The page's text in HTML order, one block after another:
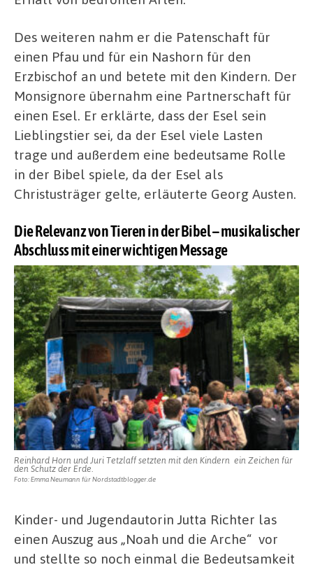
Des weiteren nahm er die Patenschaft für
einen Pfau und für ein Nashorn für den
Erzbischof an und betete mit den Kindern. Der
Monsignore übernahm eine Partnerschaft für
einen Esel. Er erklärte, dass der Esel sein
Lieblingstier sei, da der Esel viele Lasten
trage und außerdem eine bedeutsame Rolle
in der Bibel spiele, da der Esel als
Christusträger gelte, erläuterte Georg Austen.
Die Relevanz von Tieren in der Bibel – musikalischer
Abschluss mit einer wichtigen Message
Reinhard Horn und Juri Tetzlaff setzten mit den Kindern ein Zeichen für
den Schutz der Erde.
Foto: Emma Neumann für Nordstadtblogger.de
Kinder- und Jugendautorin Jutta Richter las
einen Auszug aus „Noah und die Arche“ vor
und stellte so noch einmal die Bedeutsamkeit